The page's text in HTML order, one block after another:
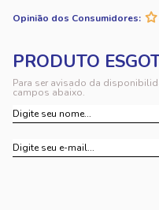
Opinião dos Consumidores:
Para ser avisado da
campos abaixo.